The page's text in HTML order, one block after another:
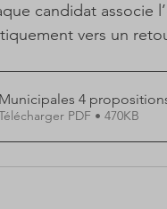
candidat associe
vers un
Municipales 4
PDF • 470KB